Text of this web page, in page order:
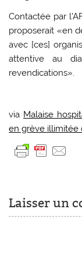
Contactée par
proposerait «en
avec [ces]
attentive au
revendications».
via Malaise
en grève illimitée
Laisser un